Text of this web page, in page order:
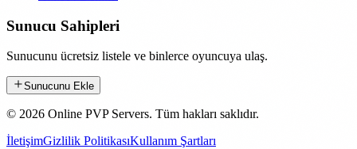
Sunucu Sahipleri
Sunucunu ücretsiz listele ve binlerce oyuncuya ulaş.
Sunucunu Ekle
© 2026 Online PVP Servers. Tüm hakları saklıdır.
İletişimGizlilik PolitikasıKullanım Şartları